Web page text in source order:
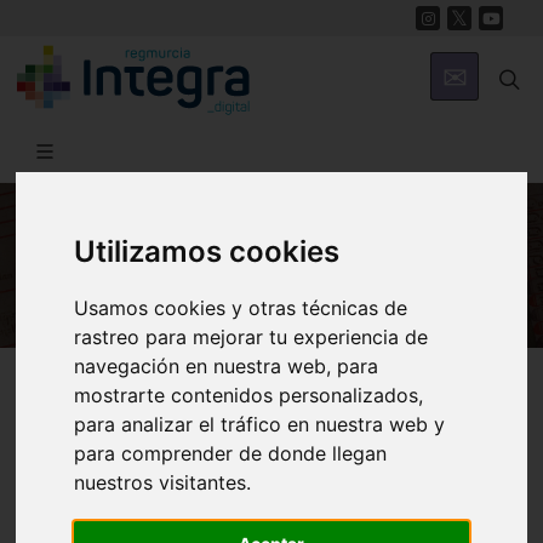
Utilizamos cookies
Usamos cookies y otras técnicas de
rastreo para mejorar tu experiencia de
navegación en nuestra web, para
mostrarte contenidos personalizados,
para analizar el tráfico en nuestra web y
para comprender de donde llegan
nuestros visitantes.
HISTORIA
Región de Murcia Digital Historia Archivos